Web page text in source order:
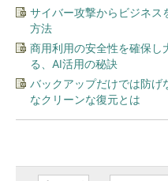
サイバー攻撃からビジネス
方法
商用利用の安全性を確保し
る、AI活用の秘訣
バックアップだけでは防げ
なクリーンな復元とは